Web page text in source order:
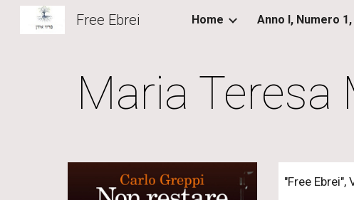
Skip to
Free Ebrei Home
Maria Teresa
"Free Ebrei",